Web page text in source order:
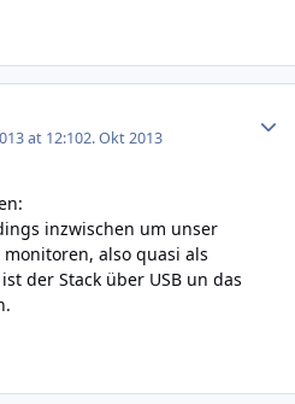
at 12:102. Okt 2013
inzwischen um unser
also quasi als
der Stack über USB un das